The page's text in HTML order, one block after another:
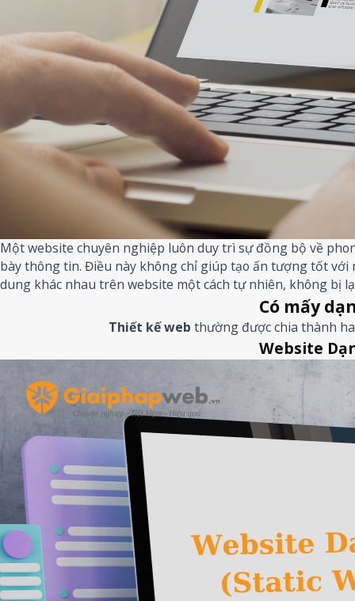
Một website chuyên nghiệp luôn duy trì sự đồng bộ về
bày thông tin. Điều này không chỉ giúp tạo ấn tượng tốt
dung khác nhau trên website một cách tự nhiên, không bị
Có mấy
Thiết kế web thường được chia thành
Website